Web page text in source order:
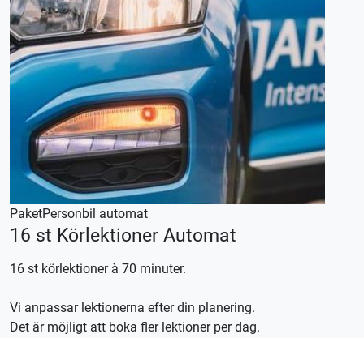
PaketPersonbil automat
16 st Körlektioner Automat
16 st körlektioner à 70 minuter.
Vi anpassar lektionerna efter din planering.
Det är möjligt att boka fler lektioner per dag.